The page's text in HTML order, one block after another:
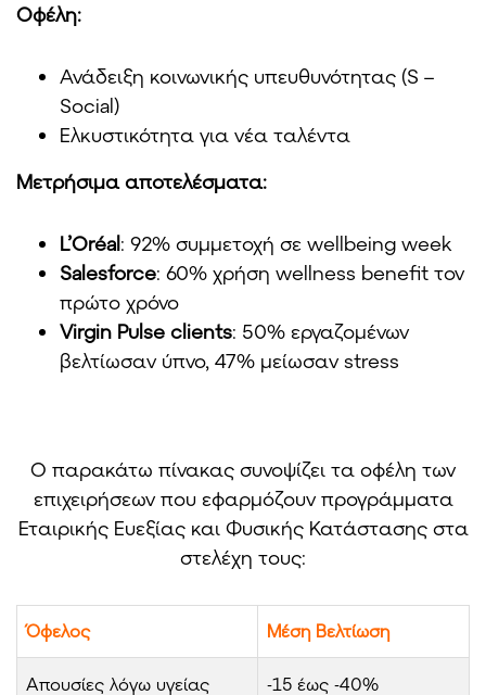
Οφέλη:
Ανάδειξη κοινωνικής υπευθυνότητας (S –
Social)
Ελκυστικότητα για νέα ταλέντα
Μετρήσιμα αποτελέσματα:
L’Oréal: 92% συμμετοχή σε wellbeing week
Salesforce: 60% χρήση wellness benefit τον
πρώτο χρόνο
Virgin Pulse clients: 50% εργαζομένων
βελτίωσαν ύπνο, 47% μείωσαν stress
Ο παρακάτω πίνακας συνοψίζει τα οφέλη των
επιχειρήσεων που εφαρμόζουν προγράμματα
Εταιρικής Ευεξίας και Φυσικής Κατάστασης στα
στελέχη τους:
Όφελος Μέση Βελτίωση
Απουσίες λόγω υγείας -15 έως -40%